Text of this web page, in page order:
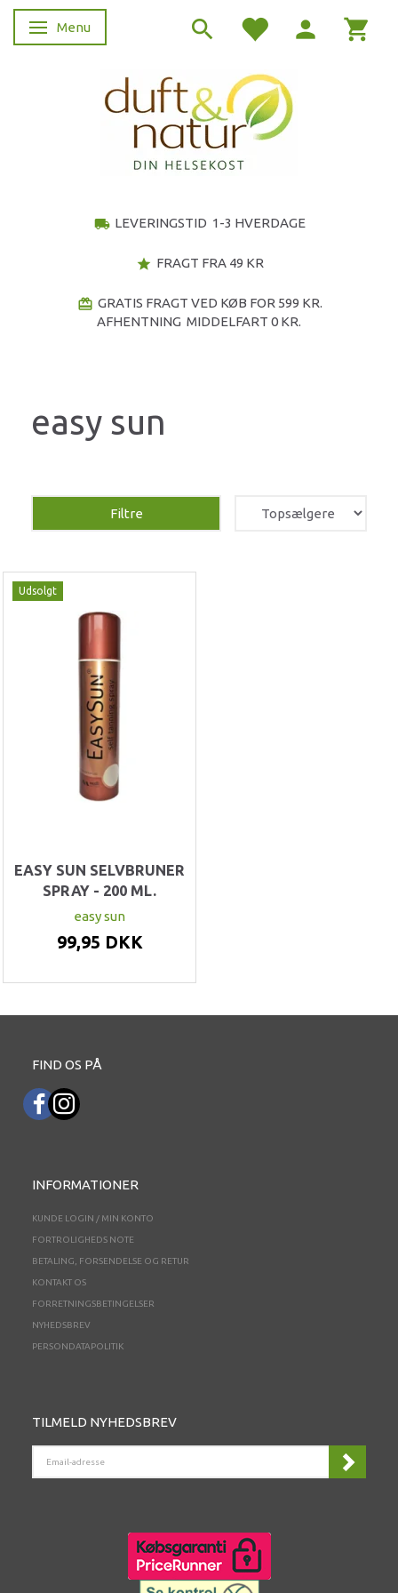
Skifte navigation
Menu
local_shipping LEVERINGSTID 1-3 HVERDAGE
star FRAGT FRA 49 KR
redeem GRATIS FRAGT VED KØB FOR 599 KR.
AFHENTNING MIDDELFART 0 KR.
easy sun
Filtre
Udsolgt
EASY SUN SELVBRUNER
SPRAY - 200 ML.
easy sun
99,95 DKK
FIND OS PÅ
INFORMATIONER
KUNDE LOGIN / MIN KONTO
FORTROLIGHEDS NOTE
BETALING, FORSENDELSE OG RETUR
KONTAKT OS
FORRETNINGSBETINGELSER
NYHEDSBREV
PERSONDATAPOLITIK
TILMELD NYHEDSBREV
ADRESSE